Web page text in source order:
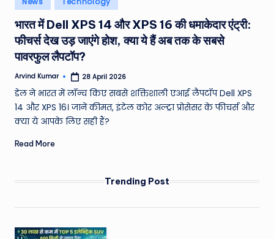
e
a
t
er
,
T
e
h
&
M
in
भारत में Dell XPS 14 और XPS 16 की धमाकेदार एंट्री:
फीचर्स देख उड़ जाएंगे होश, क्या ये हैं अब तक के सबसे
पावरफुल लैपटॉप?
Posted
by
Arvind Kumar 28 April 2026
डेल ने भारत में लॉन्च किए सबसे शक्तिशाली एआई लैपटॉप Dell XPS
14 और XPS 16। जानें कीमत, इंटेल कोर अल्ट्रा प्रोसेसर के फीचर्स और
क्या ये आपके लिए सही हैं?
Read More
Trending Post